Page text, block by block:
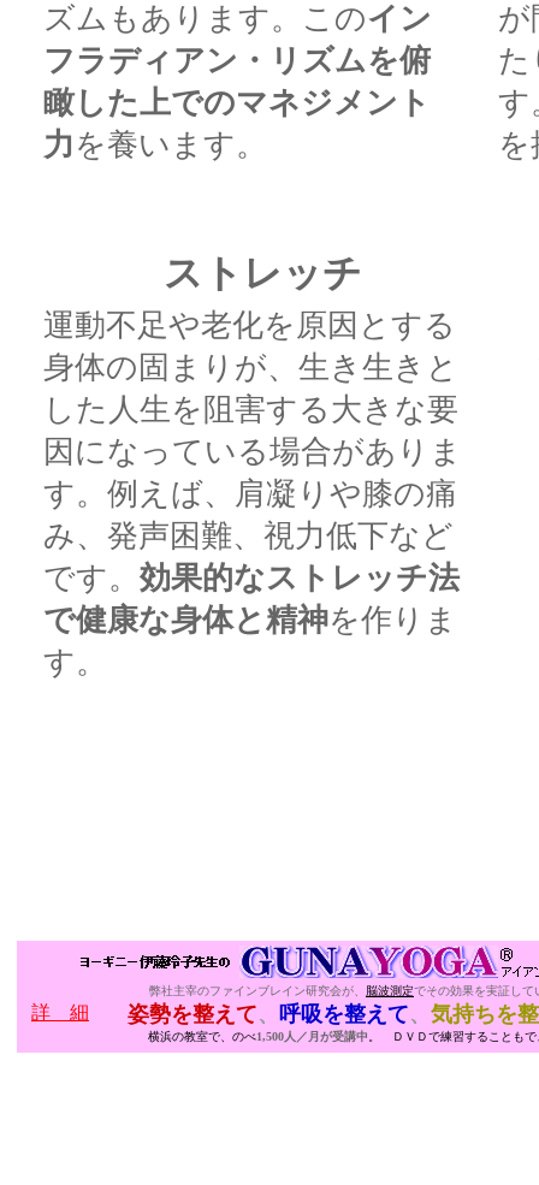
ズムもあります。このイン
フラディアン・リズムを俯
瞰した上でのマネジメント
力 を養います。
が
た
す
ストレッチ
運動不足や老化を原因とする
身体の固まりが、生き生きと
した人生を阻害する大きな要
因になっている場合がありま
す。例えば、肩凝りや膝の痛
み、発声困難、視力低下など
です。 効果的なストレッチ法
で健康な身体と精神を作りま
す。
詳 細
弊社主宰のファインブレイン研究会が、 脳波測定でその効果を実証して
姿勢を整えて、 呼吸を整えて、 気持ちを
横浜の教室で、のべ1,500人／月が受講中 。 ＤＶＤで練習することもで